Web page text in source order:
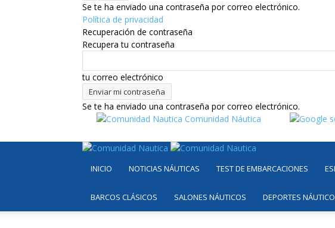
Se te ha enviado una contraseña por correo electrónico.
Política de privacidad
Recuperación de contraseña
Recupera tu contraseña
tu correo electrónico
Se te ha enviado una contraseña por correo electrónico.
Comunidad Náutica
INICIO NOTICIAS NÁUTICAS TEST DE EMBARCACIONES
BARCOS CLÁSICOS SALONES NÁUTICOS DEPORTES